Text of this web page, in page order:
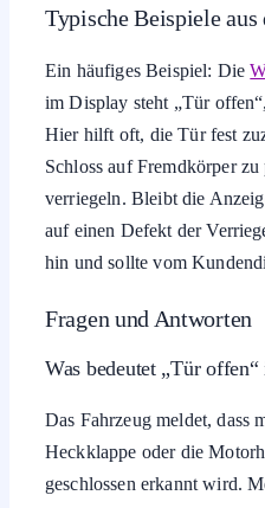
Typische Beispiele
Ein häufiges Beispiel: Die
im Display steht „Tür
Hier hilft oft, die Tür fest
Schloss auf Fremdkörper
verriegeln. Bleibt die
auf einen Defekt der
hin und sollte vom
Fragen und Antworten
Was bedeutet „Tür
Das Fahrzeug meldet, dass
Heckklappe oder die
geschlossen erkannt wird.